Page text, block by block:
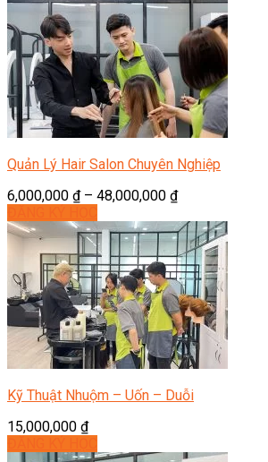
Quản Lý Hair Salon Chuyên Nghiệp
6,000,000 ₫– 48,000,000 ₫
Kỹ Thuật Nhuộm – Uốn – Duỗi
15,000,000 ₫